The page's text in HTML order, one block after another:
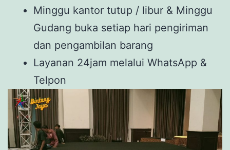
Minggu kantor tutup / libur & Minggu
Gudang buka setiap hari pengiriman
dan pengambilan barang
Layanan 24jam melalui WhatsApp &
Telpon